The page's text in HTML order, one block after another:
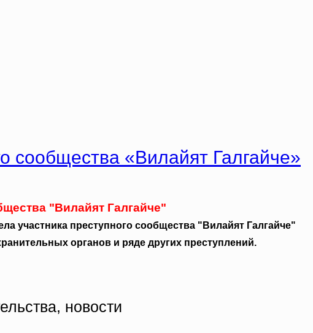
сообщества «Вилайят Галгайче»
"Вилайят Галгайче"
участника преступного сообщества "Вилайят Галгайче"
органов и ряде других преступлений.
новости